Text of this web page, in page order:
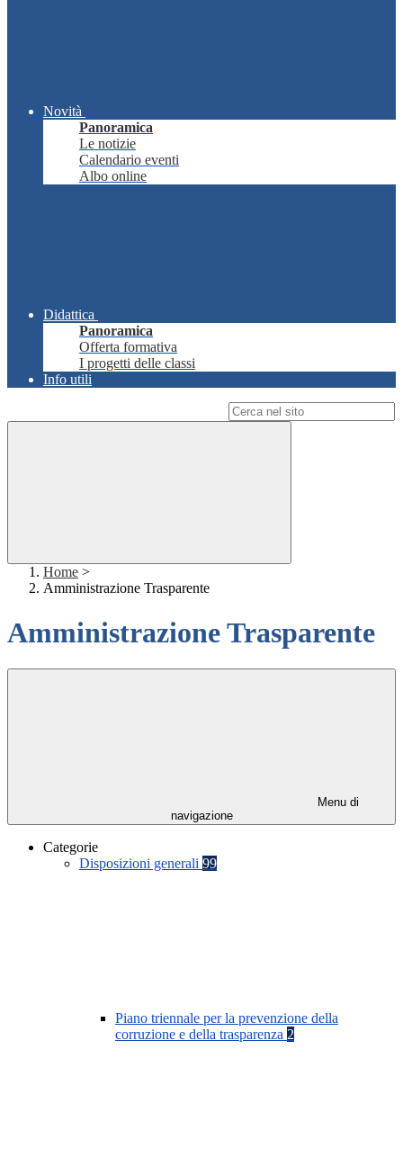
Novità
Panoramica
Le notizie
Calendario eventi
Albo online
Didattica
Panoramica
Offerta formativa
I progetti delle classi
Info utili
Home >
Amministrazione Trasparente
Amministrazione Trasparente
Menu di
navigazione
Categorie
Disposizioni generali 99
Piano triennale per la prevenzione della
corruzione e della trasparenza 2